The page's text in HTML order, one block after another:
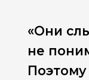
«Они
не
Поэтому